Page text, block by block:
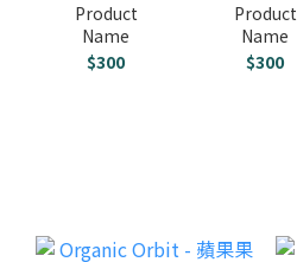
Product
Name
$300
Product
Name
$300